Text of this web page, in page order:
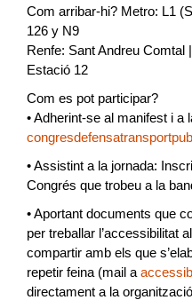
Com arribar-hi? Metro: L1
126 y N9
Renfe: Sant Andreu Comtal
Estació 12
Com es pot participar?
• Adherint-se al manifest i a
• Assistint a la jornada:
Congrés que trobeu a la
• Aportant documents que
per treballar l’accessibilitat
compartir amb els que
repetir feina (mail a
directament a la